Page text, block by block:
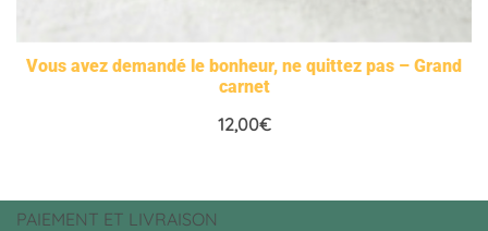
Vous avez demandé le bonheur, ne quittez pas – Grand
carnet
12,00€
PAIEMENT ET LIVRAISON